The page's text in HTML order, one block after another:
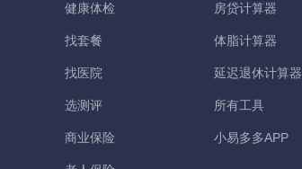
健康体检
找套餐
找医院
选测评
商业保险
房贷计算器
体脂计算器
延迟退休计算器
所有工具
小易多多APP